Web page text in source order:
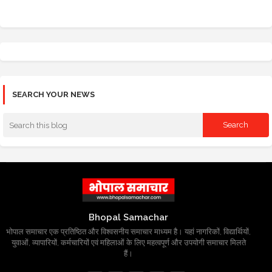
SEARCH YOUR NEWS
Bhopal Samachar
भोपाल समाचार एक प्रतिष्ठित और विश्वसनीय समाचार माध्यम है। यहां नागरिकों, विद्यार्थियों,
युवाओं, व्यापारियों, कर्मचारियों एवं महिलाओं के लिए महत्वपूर्ण और उपयोगी समाचार मिलते
हैं।